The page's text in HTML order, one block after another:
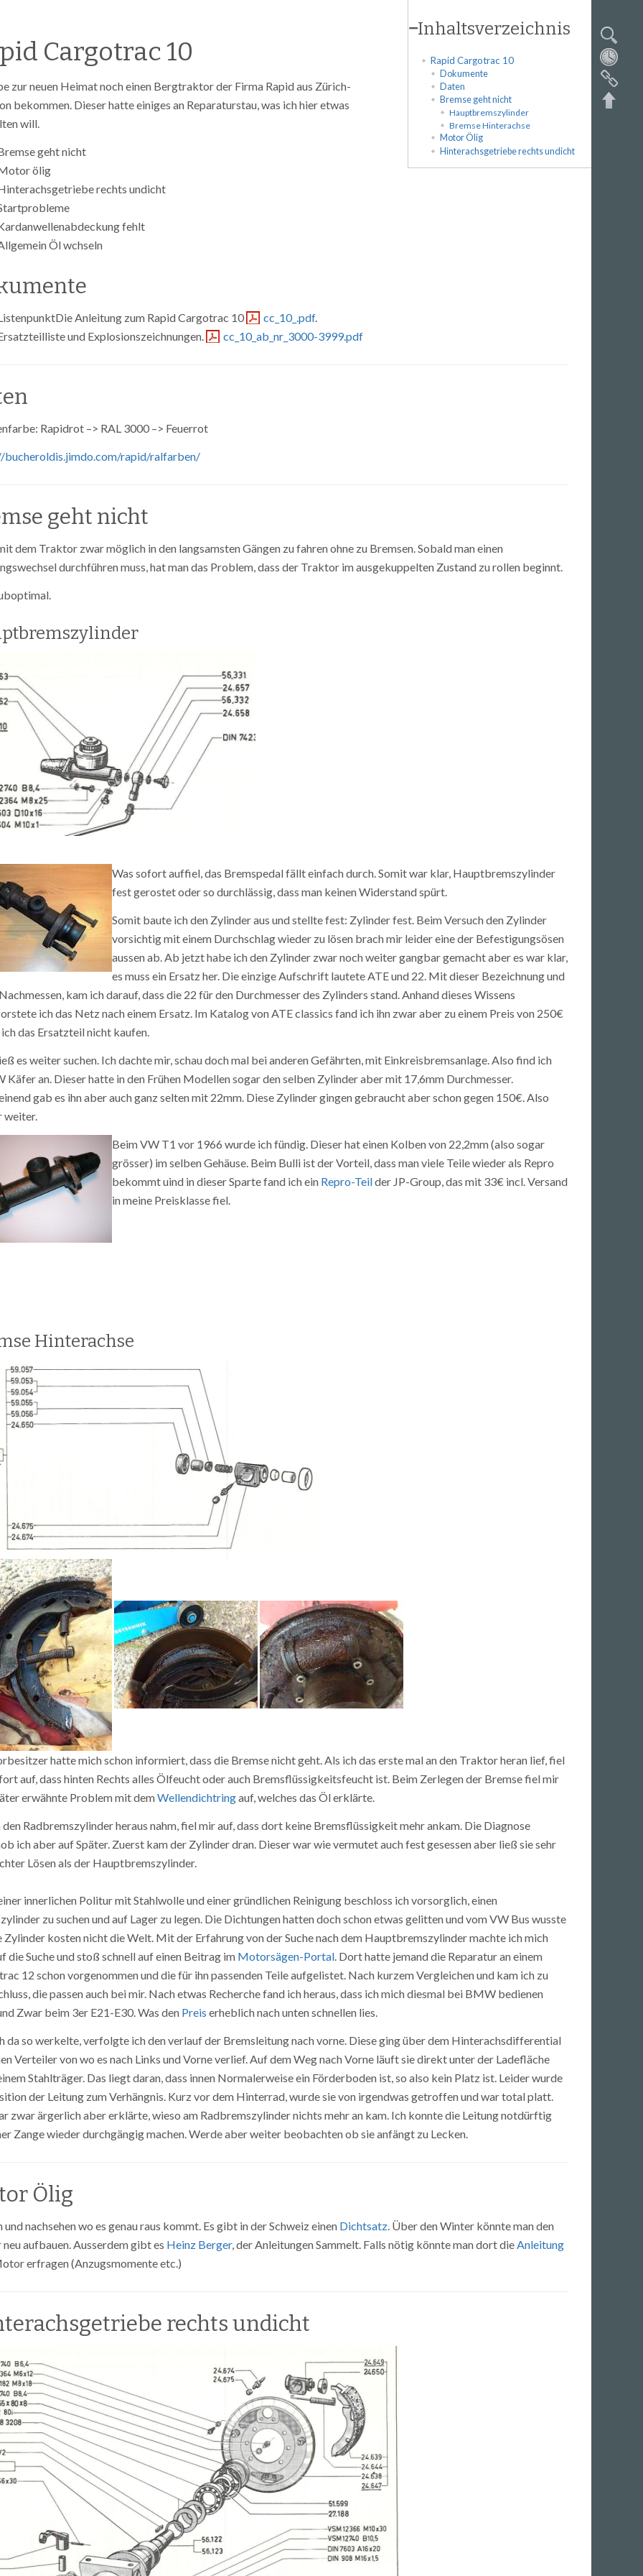
−Inhaltsverzeichnis
Rapid Cargotrac 10
Dokumente
Daten
Bremse geht nicht
Hauptbremszylinder
Bremse Hinterachse
Motor Ölig
Hinterachsgetriebe rechts undicht
Cargotrac 10
zur neuen Heimat noch einen Bergtraktor der Firma Rapid aus Zürich-
bekommen. Dieser hatte einiges an Reparaturstau, was ich hier etwas
will.
geht nicht
ölig
rechts undicht
fehlt
Öl wchseln
Anleitung zum Rapid Cargotrac 10 cc_10_.pdf.
und Explosionszeichnungen.
cc_10_ab_nr_3000-3999.pdf
Rapidrot –> RAL 3000 –> Feuerrot
bucheroldis.jimdo.com/rapid/ralfarben/
geht nicht
dem Traktor zwar möglich in den langsamsten Gängen zu fahren ohne zu Bremsen. Sobald man einen
durchführen muss, hat man das Problem, dass der Traktor im ausgekuppelten Zustand zu rollen beginnt.
Was sofort auffiel, das Bremspedal fällt einfach durch. Somit war klar, Hauptbremszylinder
fest gerostet oder so durchlässig, dass man keinen Widerstand spürt.
Somit baute ich den Zylinder aus und stellte fest: Zylinder fest. Beim Versuch den Zylinder
vorsichtig mit einem Durchschlag wieder zu lösen brach mir leider eine der Befestigungsösen
aussen ab. Ab jetzt habe ich den Zylinder zwar noch weiter gangbar gemacht aber es war klar,
es muss ein Ersatz her. Die einzige Aufschrift lautete ATE und 22. Mit dieser Bezeichnung und
kam ich darauf, dass die 22 für den Durchmesser des Zylinders stand. Anhand dieses Wissens
ich das Netz nach einem Ersatz. Im Katalog von ATE classics fand ich ihn zwar aber zu einem Preis von 250€
das Ersatzteil nicht kaufen.
es weiter suchen. Ich dachte mir, schau doch mal bei anderen Gefährten, mit Einkreisbremsanlage. Also find ich
Käfer an. Dieser hatte in den Frühen Modellen sogar den selben Zylinder aber mit 17,6mm Durchmesser.
gab es ihn aber auch ganz selten mit 22mm. Diese Zylinder gingen gebraucht aber schon gegen 150€. Also
weiter.
Beim VW T1 vor 1966 wurde ich fündig. Dieser hat einen Kolben von 22,2mm (also sogar
grösser) im selben Gehäuse. Beim Bulli ist der Vorteil, dass man viele Teile wieder als Repro
bekommt uind in dieser Sparte fand ich ein Repro-Teilder JP-Group, das mit 33€ incl. Versand
in meine Preisklasse fiel.
Hinterachse
hatte mich schon informiert, dass die Bremse nicht geht. Als ich das erste mal an den Traktor heran lief, fiel
auf, dass hinten Rechts alles Ölfeucht oder auch Bremsflüssigkeitsfeucht ist. Beim Zerlegen der Bremse fiel mir
erwähnte Problem mit demWellendichtringauf, welches das Öl erklärte.
den Radbremszylinder heraus nahm, fiel mir auf, dass dort keine Bremsflüssigkeit mehr ankam. Die Diagnose
ich aber auf Später. Zuerst kam der Zylinder dran. Dieser war wie vermutet auch fest gesessen aber ließ sie sehr
Lösen als der Hauptbremszylinder.
innerlichen Politur mit Stahlwolle und einer gründlichen Reinigung beschloss ich vorsorglich, einen
zu suchen und auf Lager zu legen. Die Dichtungen hatten doch schon etwas gelitten und vom VW Bus wusste
Zylinder kosten nicht die Welt. Mit der Erfahrung von der Suche nach dem Hauptbremszylinder machte ich mich
die Suche und stoß schnell auf einen Beitrag im Motorsägen-Portal. Dort hatte jemand die Reparatur an einem
12 schon vorgenommen und die für ihn passenden Teile aufgelistet. Nach kurzem Vergleichen und kam ich zu
die passen auch bei mir. Nach etwas Recherche fand ich heraus, dass ich mich diesmal bei BMW bedienen
Zwar beim 3er E21-E30. Was den Preis erheblich nach unten schnellen lies.
da so werkelte, verfolgte ich den verlauf der Bremsleitung nach vorne. Diese ging über dem Hinterachsdifferential
Verteiler von wo es nach Links und Vorne verlief. Auf dem Weg nach Vorne läuft sie direkt unter der Ladefläche
Stahlträger. Das liegt daran, dass innen Normalerweise ein Förderboden ist, so also kein Platz ist. Leider wurde
der Leitung zum Verhängnis. Kurz vor dem Hinterrad, wurde sie von irgendwas getroffen und war total platt.
zwar ärgerlich aber erklärte, wieso am Radbremszylinder nichts mehr an kam. Ich konnte die Leitung notdürftig
Zange wieder durchgängig machen. Werde aber weiter beobachten ob sie anfängt zu Lecken.
Ölig
und nachsehen wo es genau raus kommt. Es gibt in der Schweiz einen Dichtsatz. Über den Winter könnte man den
aufbauen. Ausserdem gibt es Heinz Berger, der Anleitungen Sammelt. Falls nötig könnte man dort dieAnleitung
erfragen (Anzugsmomente etc.)
rechts undicht